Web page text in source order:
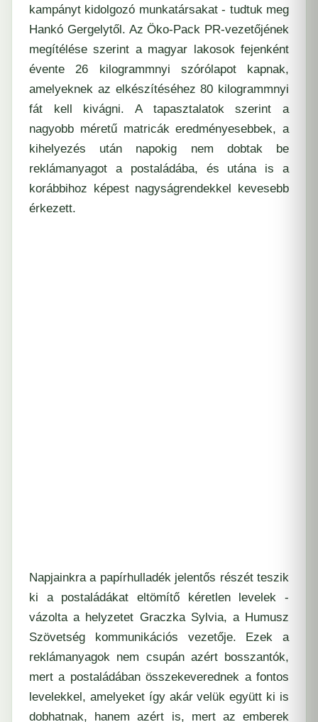
kampányt kidolgozó munkatársakat - tudtuk meg
Hankó Gergelytől. Az Öko-Pack PR-vezetőjének
megítélése szerint a magyar lakosok fejenként
évente 26 kilogrammnyi szórólapot kapnak,
amelyeknek az elkészítéséhez 80 kilogrammnyi
fát kell kivágni. A tapasztalatok szerint a
nagyobb méretű matricák eredményesebbek, a
kihelyezés után napokig nem dobtak be
reklámanyagot a postaládába, és utána is a
korábbihoz képest nagyságrendekkel kevesebb
érkezett.
Napjainkra a papírhulladék jelentős részét teszik
ki a postaládákat eltömítő kéretlen levelek -
vázolta a helyzetet Graczka Sylvia, a Humusz
Szövetség kommunikációs vezetője. Ezek a
reklámanyagok nem csupán azért bosszantók,
mert a postaládában összekeverednek a fontos
levelekkel, amelyeket így akár velük együtt ki is
dobhatnak, hanem azért is, mert az emberek